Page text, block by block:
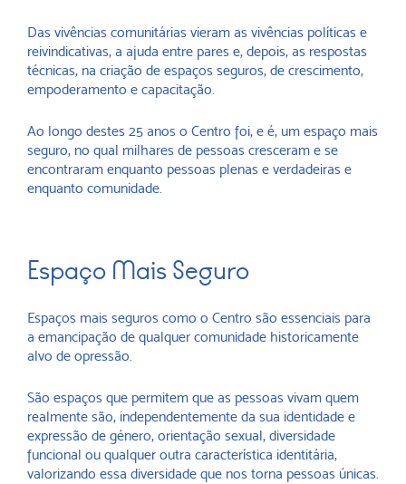
Das vivências comunitárias vieram as vivências políticas e
reivindicativas, a ajuda entre pares e, depois, as respostas
técnicas, na criação de espaços seguros, de crescimento,
empoderamento e capacitação.
Ao longo destes 25 anos o Centro foi, e é, um espaço mais
seguro, no qual milhares de pessoas cresceram e se
encontraram enquanto pessoas plenas e verdadeiras e
enquanto comunidade.
Espaço Mais Seguro
Espaços mais seguros como o Centro são essenciais para
a emancipação de qualquer comunidade historicamente
alvo de opressão.
São espaços que permitem que as pessoas vivam quem
realmente são, independentemente da sua identidade e
expressão de género, orientação sexual, diversidade
funcional ou qualquer outra característica identitária,
valorizando essa diversidade que nos torna pessoas únicas.